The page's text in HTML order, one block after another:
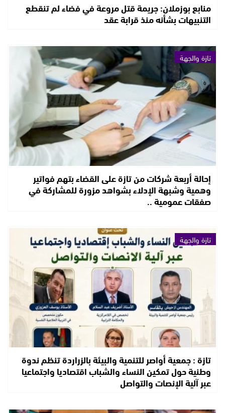
منابع بوزملان: جريمة قتل مروعة في فضاء لم تنقطع
التنبيهات بشأنه منذ قرابة عقد
تازة والجهة
إحالة أربعة شركات من تازة على القضاء بتهم فواتير
وهمية وشبهة الإدلاء بشواهد مزورة للمشاركة في
صفقات عمومية ..
تازة والجهة
تازة : جمعية أواصر للتنمية والبيئة بالزراردة تنظم ندوة
وطنية حول تمكين النساء والشباب اقتصاديا واجتماعيا
عبر آلية الإنصات والتواصل